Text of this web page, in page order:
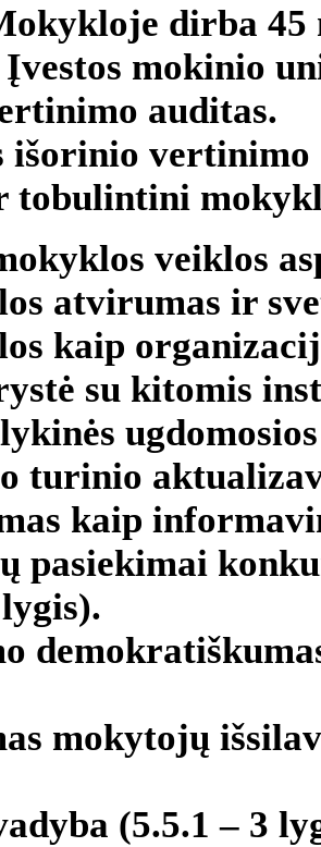
dirba
mokinio
auditas.
išorinio
veiklos
atvirumas ir
kaip
su kitomis
turinio
kaip
pasiekimai
mokytojų
(5.5.1 – 3